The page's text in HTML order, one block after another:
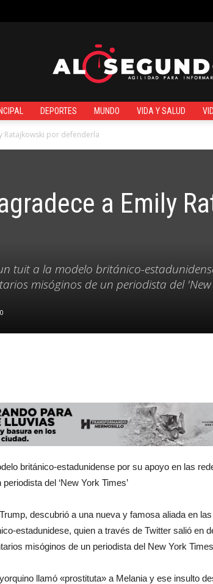
Segundo
DEPORTES MUNDO VIDA Y SALUD
Ratajkowski por defenderla
a Emily
tuit a la modelo británico-
misóginos de un periodista del 'New
0
británico-estadunidense por su apoyo en las
del ‘New York Times’
descubrió a una nueva y famosa aliada en
estadunidese, quien a través de Twitter salió en
misóginos de un periodista del New York
llamó «prostituta» a Melania y ese insulto